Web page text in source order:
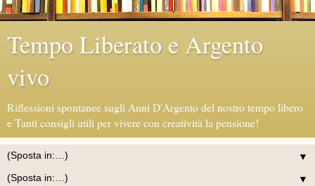
Tempo Liberato e Argento
vivo
Riflessioni spontanee sugli Anni D'Argento del nostro tempo libero
e Tanti consigli utili per vivere con creatività la pensione!
▼
▼